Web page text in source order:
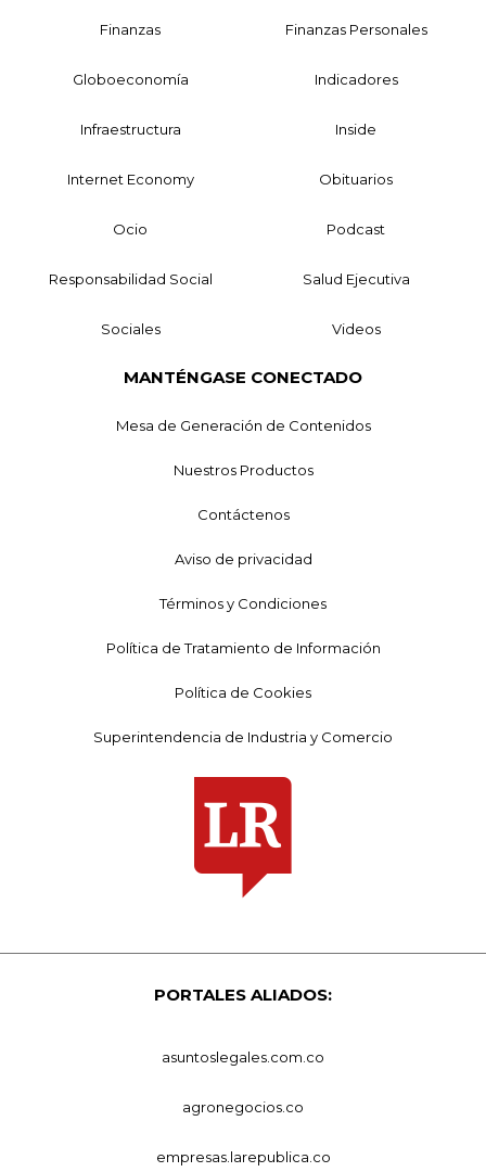
Finanzas Finanzas Personales
Globoeconomía Indicadores
Infraestructura Inside
Internet Economy Obituarios
Ocio Podcast
Responsabilidad Social Salud Ejecutiva
Sociales Videos
MANTÉNGASE CONECTADO
Mesa de Generación de Contenidos
Nuestros Productos
Contáctenos
Aviso de privacidad
Términos y Condiciones
Política de Tratamiento de Información
Política de Cookies
Superintendencia de Industria y Comercio
PORTALES ALIADOS:
asuntoslegales.com.co
agronegocios.co
empresas.larepublica.co